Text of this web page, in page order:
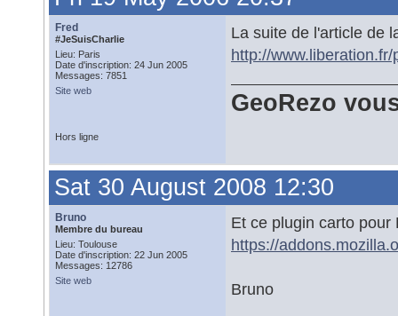
Fred
#JeSuisCharlie
Lieu: Paris
Date d'inscription: 24 Jun 2005
Messages: 7851
Site web
La suite de l'article de
http://
GeoRezo
Hors ligne
Sat 30 August 2008 12:30
Bruno
Membre du bureau
Lieu: Toulouse
Date d'inscription: 22 Jun 2005
Messages: 12786
Site web
Et ce plugin carto
https://
Bruno